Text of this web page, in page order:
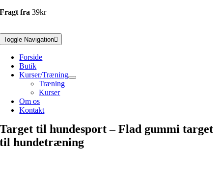
Fragt fra39kr
Toggle Navigation
Forside
Butik
Kurser/Træning
Træning
Kurser
Om os
Kontakt
Target til hundesport – Flad gummi target
til hundetræning